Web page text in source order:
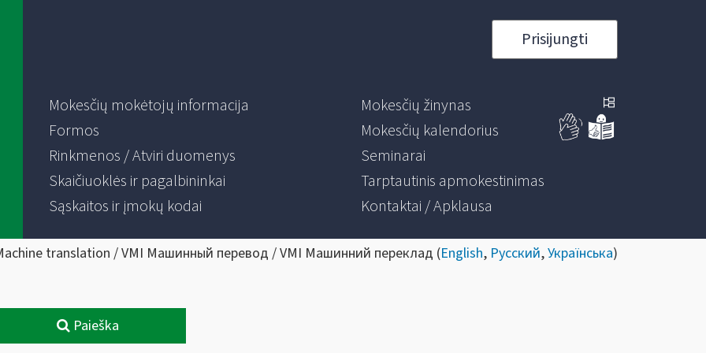
Prisijungti
Mokesčių mokėtojų informacija
Formos
Rinkmenos / Atviri duomenys
Skaičiuoklės ir pagalbininkai
Sąskaitos ir įmokų kodai
Mokesčių žinynas
Mokesčių kalendorius
Seminarai
Tarptautinis apmokestinimas
Kontaktai / Apklausa
translation / VMI Машинный перевод / VMI Машинний переклад (English, Русский,Українська)
Paieška